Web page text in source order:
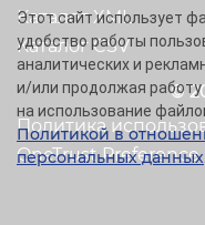
©
Каталог XML
Каталог CSV
Политика
OneTrust Preference
Этот сайт использует
удобство работы
аналитических и
и/или продолжая
на использование
Политикой в
персональных данных